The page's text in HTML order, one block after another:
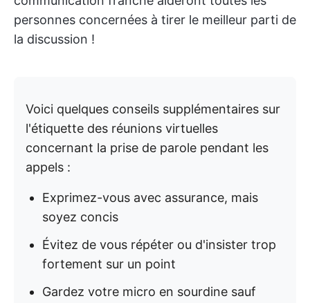
personnes concernées à tirer le meilleur parti de
la discussion !
Voici quelques conseils supplémentaires sur
l'étiquette des réunions virtuelles
concernant la prise de parole pendant les
appels :
Exprimez-vous avec assurance, mais
soyez concis
Évitez de vous répéter ou d'insister trop
fortement sur un point
Gardez votre micro en sourdine sauf